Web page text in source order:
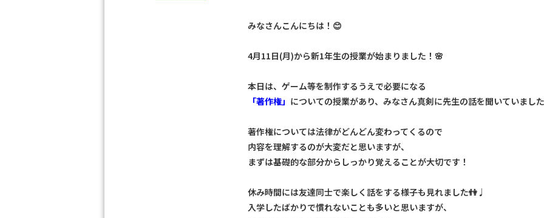
みなさんこんにちは！😊
4月11日(月)から新1年生の授業が始まりました！🌸
本日は、ゲーム等を制作するうえで必要になる
「著作権」 についての授業があり、みなさん真剣に先生の話を聞いていまし
著作権については法律がどんどん変わってくるので
内容を理解するのが大変だと思いますが、
まずは基礎的な部分からしっかり覚えることが大切です！
休み時間には友達同士で楽しく話をする様子も見れました👫♩
入学したばかりで慣れないことも多いと思いますが、